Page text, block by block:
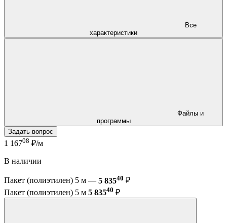
характеристики
программы
Задать вопрос
1 16708 ₽/м
В наличии
Пакет (полиэтилен) 5 м — 5 83540 ₽
Пакет (полиэтилен) 5 м 5 83540 ₽